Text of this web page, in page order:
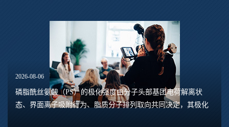
2026-08-06
磷脂酰丝氨酸（PS）的极化强度由分子头部基团电荷解离状
态、界面离子吸附行为、脂质分子排列取向共同决定，其极化